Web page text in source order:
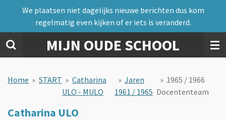
naar
de
hoofdinhoud
MIJN OUDE SCHOOL
We plaatsen niet dagelijks nieuwe berichten dus kom
regelmatig even kijken of er iets is veranderd.
Home » START » Catharina
ULO - MULO
» Jaren
1961 / 1965
» 1965 / 1966
Docententeam
Catharina ULO